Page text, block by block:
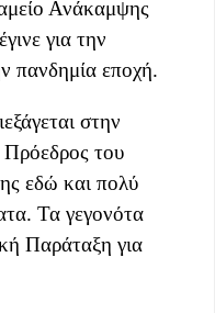
Ανάκαμψης
για την
πανδημία εποχή.
στην
Πρόεδρος του
εδώ και πολύ
Τα γεγονότα
Παράταξη για